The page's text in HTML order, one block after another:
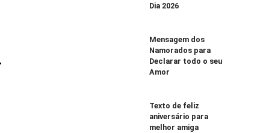
Dia 2026
Mensagem dos
Namorados para
Declarar todo o seu
Amor
Texto de feliz
aniversário para
melhor amiga